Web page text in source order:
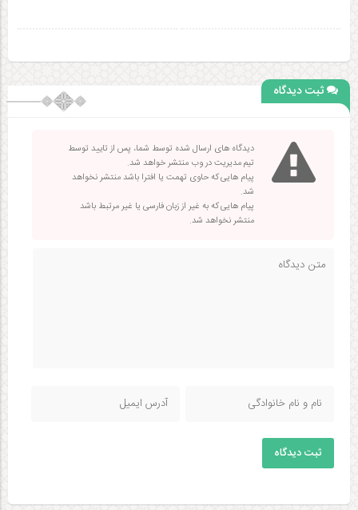
ثبت دیدگاه
دیدگاه های ارسال شده توسط شما، پس از تایید توسط
تیم مدیریت در وب منتشر خواهد شد.
پیام هایی که حاوی تهمت یا افترا باشد منتشر نخواهد
شد.
پیام هایی که به غیر از زبان فارسی یا غیر مرتبط باشد
منتشر نخواهد شد.
ثبت دیدگاه